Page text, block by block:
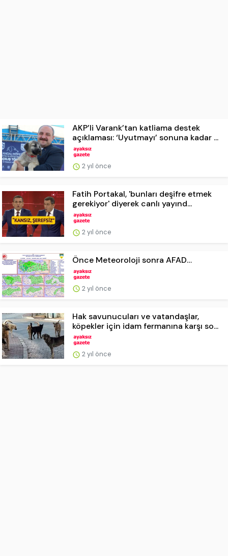
AKP’li Varank’tan katliama destek
açıklaması: ‘Uyutmayı’ sonuna kadar ...
2 yıl önce
Fatih Portakal, 'bunları deşifre etmek
gerekiyor' diyerek canlı yayınd...
2 yıl önce
Önce Meteoroloji sonra AFAD…
2 yıl önce
Hak savunucuları ve vatandaşlar,
köpekler için idam fermanına karşı so...
2 yıl önce